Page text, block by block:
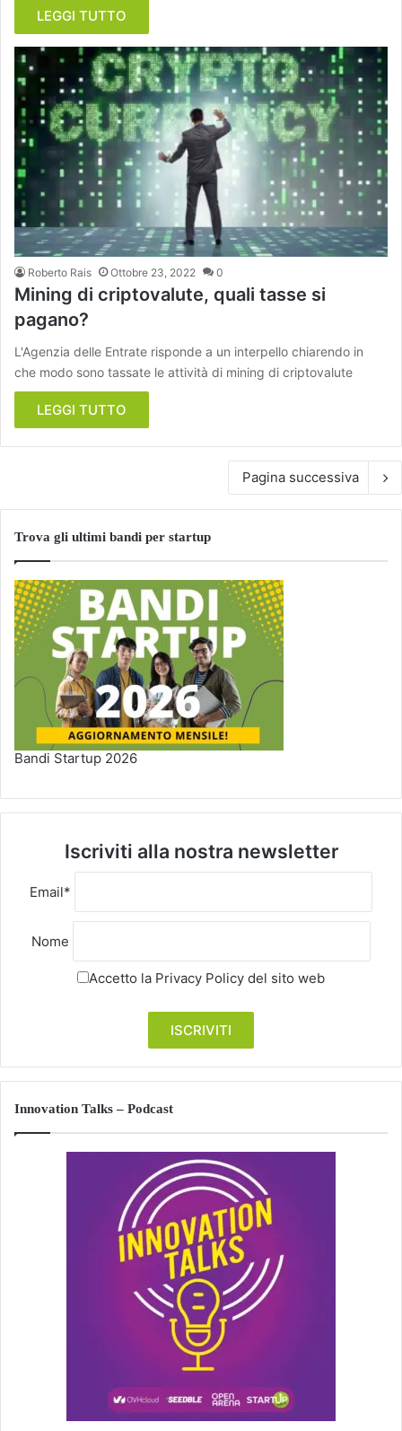
LEGGI TUTTO
Roberto Rais Ottobre 23, 2022 0
Mining di criptovalute, quali tasse si
pagano?
L'Agenzia delle Entrate risponde a un interpello chiarendo in
che modo sono tassate le attività di mining di criptovalute
LEGGI TUTTO
Pagina successiva
Trova gli ultimi bandi per startup
Bandi Startup 2026
Iscriviti alla nostra newsletter
Email*
Nome
Accetto la Privacy Policy del sito web
Innovation Talks – Podcast